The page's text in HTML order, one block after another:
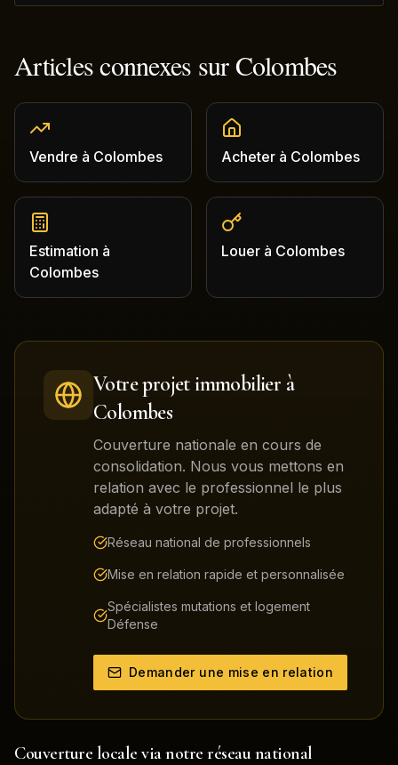
Articles connexes surColombes
Vendre à Colombes Acheter à Colombes
Estimation à
Colombes
Louer à Colombes
Votre projet immobilier à
Colombes
Couverture nationale en cours de
consolidation. Nous vous mettons en
relation avec le professionnel le plus
adapté à votre projet.
Réseau national de professionnels
Mise en relation rapide et personnalisée
Spécialistes mutations et logement
Défense
Demander une mise en relation
Couverture locale via notre réseau national